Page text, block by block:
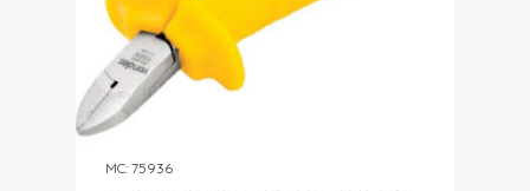
MC: 75936